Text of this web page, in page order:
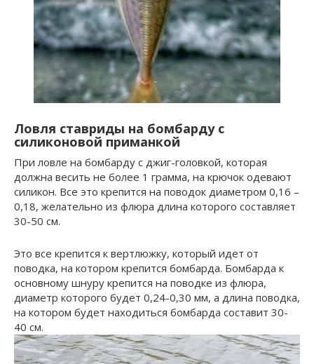
Ловля ставриды на бомбарду с
силиконовой приманкой
При ловле на бомбарду с джиг-головкой, которая
должна весить не более 1 грамма, на крючок одевают
силикон. Все это крепится на поводок диаметром 0,16 –
0,18, желательно из флюра длина которого составляет
30-50 см.
Это все крепится к вертлюжку, который идет от
поводка, на котором крепится бомбарда. Бомбарда к
основному шнуру крепится на поводке из флюра,
диаметр которого будет 0,24-0,30 мм, а длина поводка,
на котором будет находиться бомбарда составит 30-
40 см.